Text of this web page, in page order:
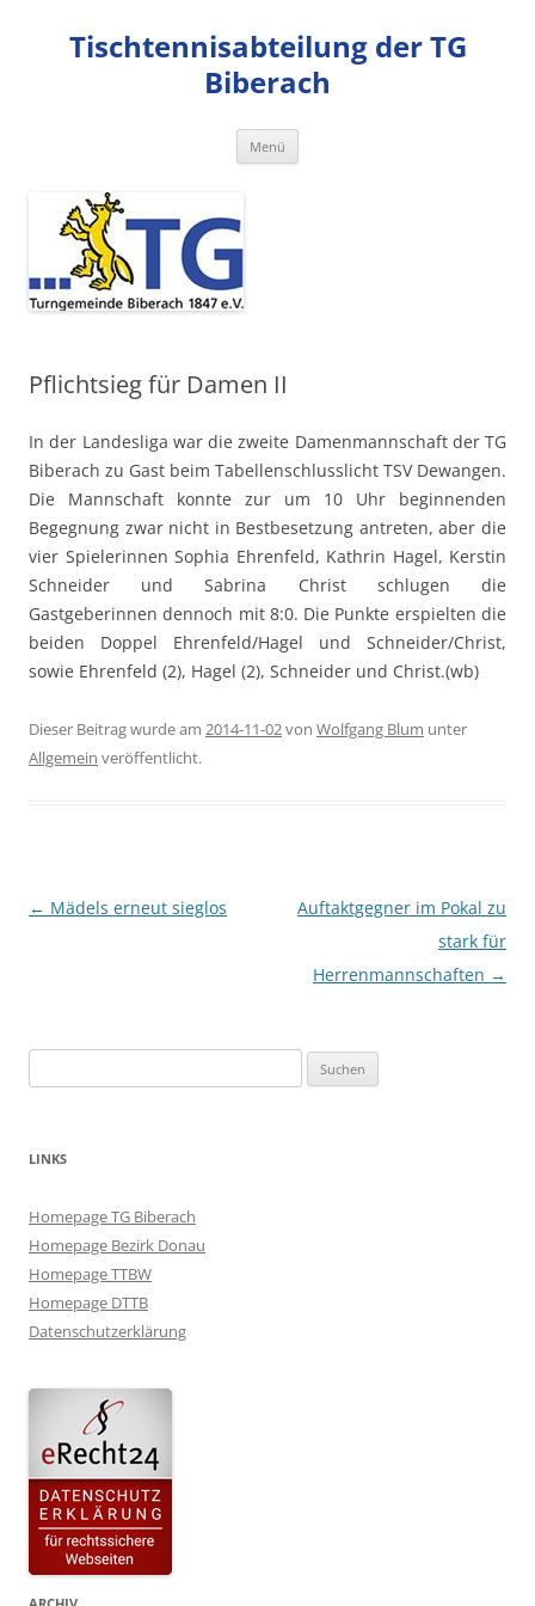
springenTischtennisabteilung der TG
Biberach
Menü
Pflichtsieg für Damen II
In der Landesliga war die zweite Damenmannschaft der TG
Biberach zu Gast beim Tabellenschlusslicht TSV Dewangen.
Die Mannschaft konnte zur um 10 Uhr beginnenden
Begegnung zwar nicht in Bestbesetzung antreten, aber die
vier Spielerinnen Sophia Ehrenfeld, Kathrin Hagel, Kerstin
Schneider und Sabrina Christ schlugen die
Gastgeberinnen dennoch mit 8:0. Die Punkte erspielten die
beiden Doppel Ehrenfeld/Hagel und Schneider/Christ,
sowie Ehrenfeld (2), Hagel (2), Schneider und Christ.(wb)
Dieser Beitrag wurde am 2014-11-02von Wolfgang Blum unter
Allgemein veröffentlicht.
Beitragsnavigation
← Mädels erneut sieglos
Auftaktgegner im Pokal zu
stark für
Herrenmannschaften →
nach:
LINKS
Homepage TG Biberach
Homepage Bezirk Donau
Homepage TTBW
Homepage DTTB
Datenschutzerklärung